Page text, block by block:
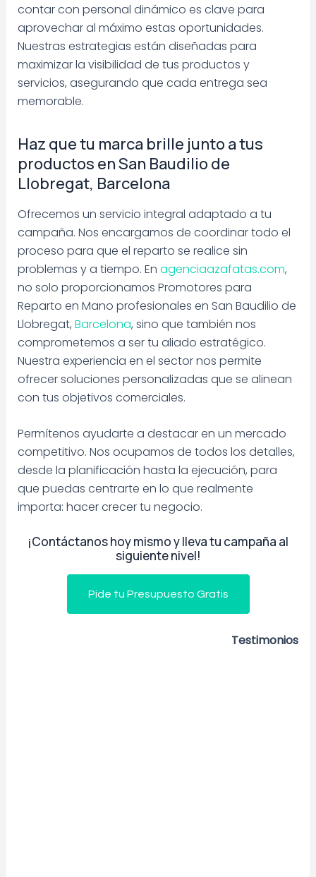
contar con personal dinámico es clave para
aprovechar al máximo estas oportunidades.
Nuestras estrategias están diseñadas para
maximizar la visibilidad de tus productos y
servicios, asegurando que cada entrega sea
memorable.
Haz que tu marca brille junto a tus
productos en San Baudilio de
Llobregat, Barcelona
Ofrecemos un servicio integral adaptado a tu
campaña. Nos encargamos de coordinar todo el
proceso para que el reparto se realice sin
problemas y a tiempo. En agenciaazafatas.com,
no solo proporcionamos Promotores para
Reparto en Mano profesionales en San Baudilio de
Llobregat, Barcelona, sino que también nos
comprometemos a ser tu aliado estratégico.
Nuestra experiencia en el sector nos permite
ofrecer soluciones personalizadas que se alinean
con tus objetivos comerciales.
Permítenos ayudarte a destacar en un mercado
competitivo. Nos ocupamos de todos los detalles,
desde la planificación hasta la ejecución, para
que puedas centrarte en lo que realmente
importa: hacer crecer tu negocio.
¡Contáctanos hoy mismo y lleva tu campaña al
siguiente nivel!
Pide tu Presupuesto Gratis
Testimonios